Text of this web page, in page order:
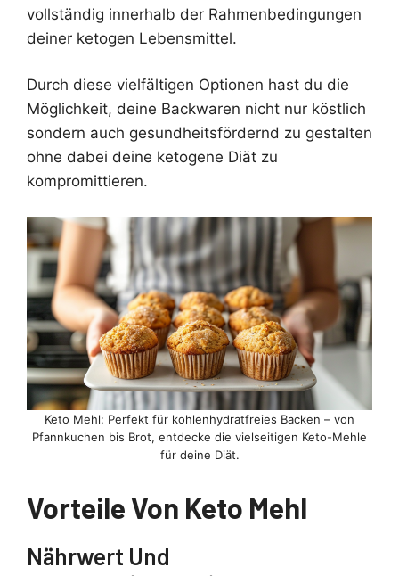
vollständig innerhalb der Rahmenbedingungen
deiner ketogen Lebensmittel.
Durch diese vielfältigen Optionen hast du die
Möglichkeit, deine Backwaren nicht nur köstlich
sondern auch gesundheitsfördernd zu gestalten
ohne dabei deine ketogene Diät zu
kompromittieren.
Keto Mehl: Perfekt für kohlenhydratfreies Backen – von
Pfannkuchen bis Brot, entdecke die vielseitigen Keto-Mehle
für deine Diät.
Vorteile Von Keto Mehl
Nährwert Und